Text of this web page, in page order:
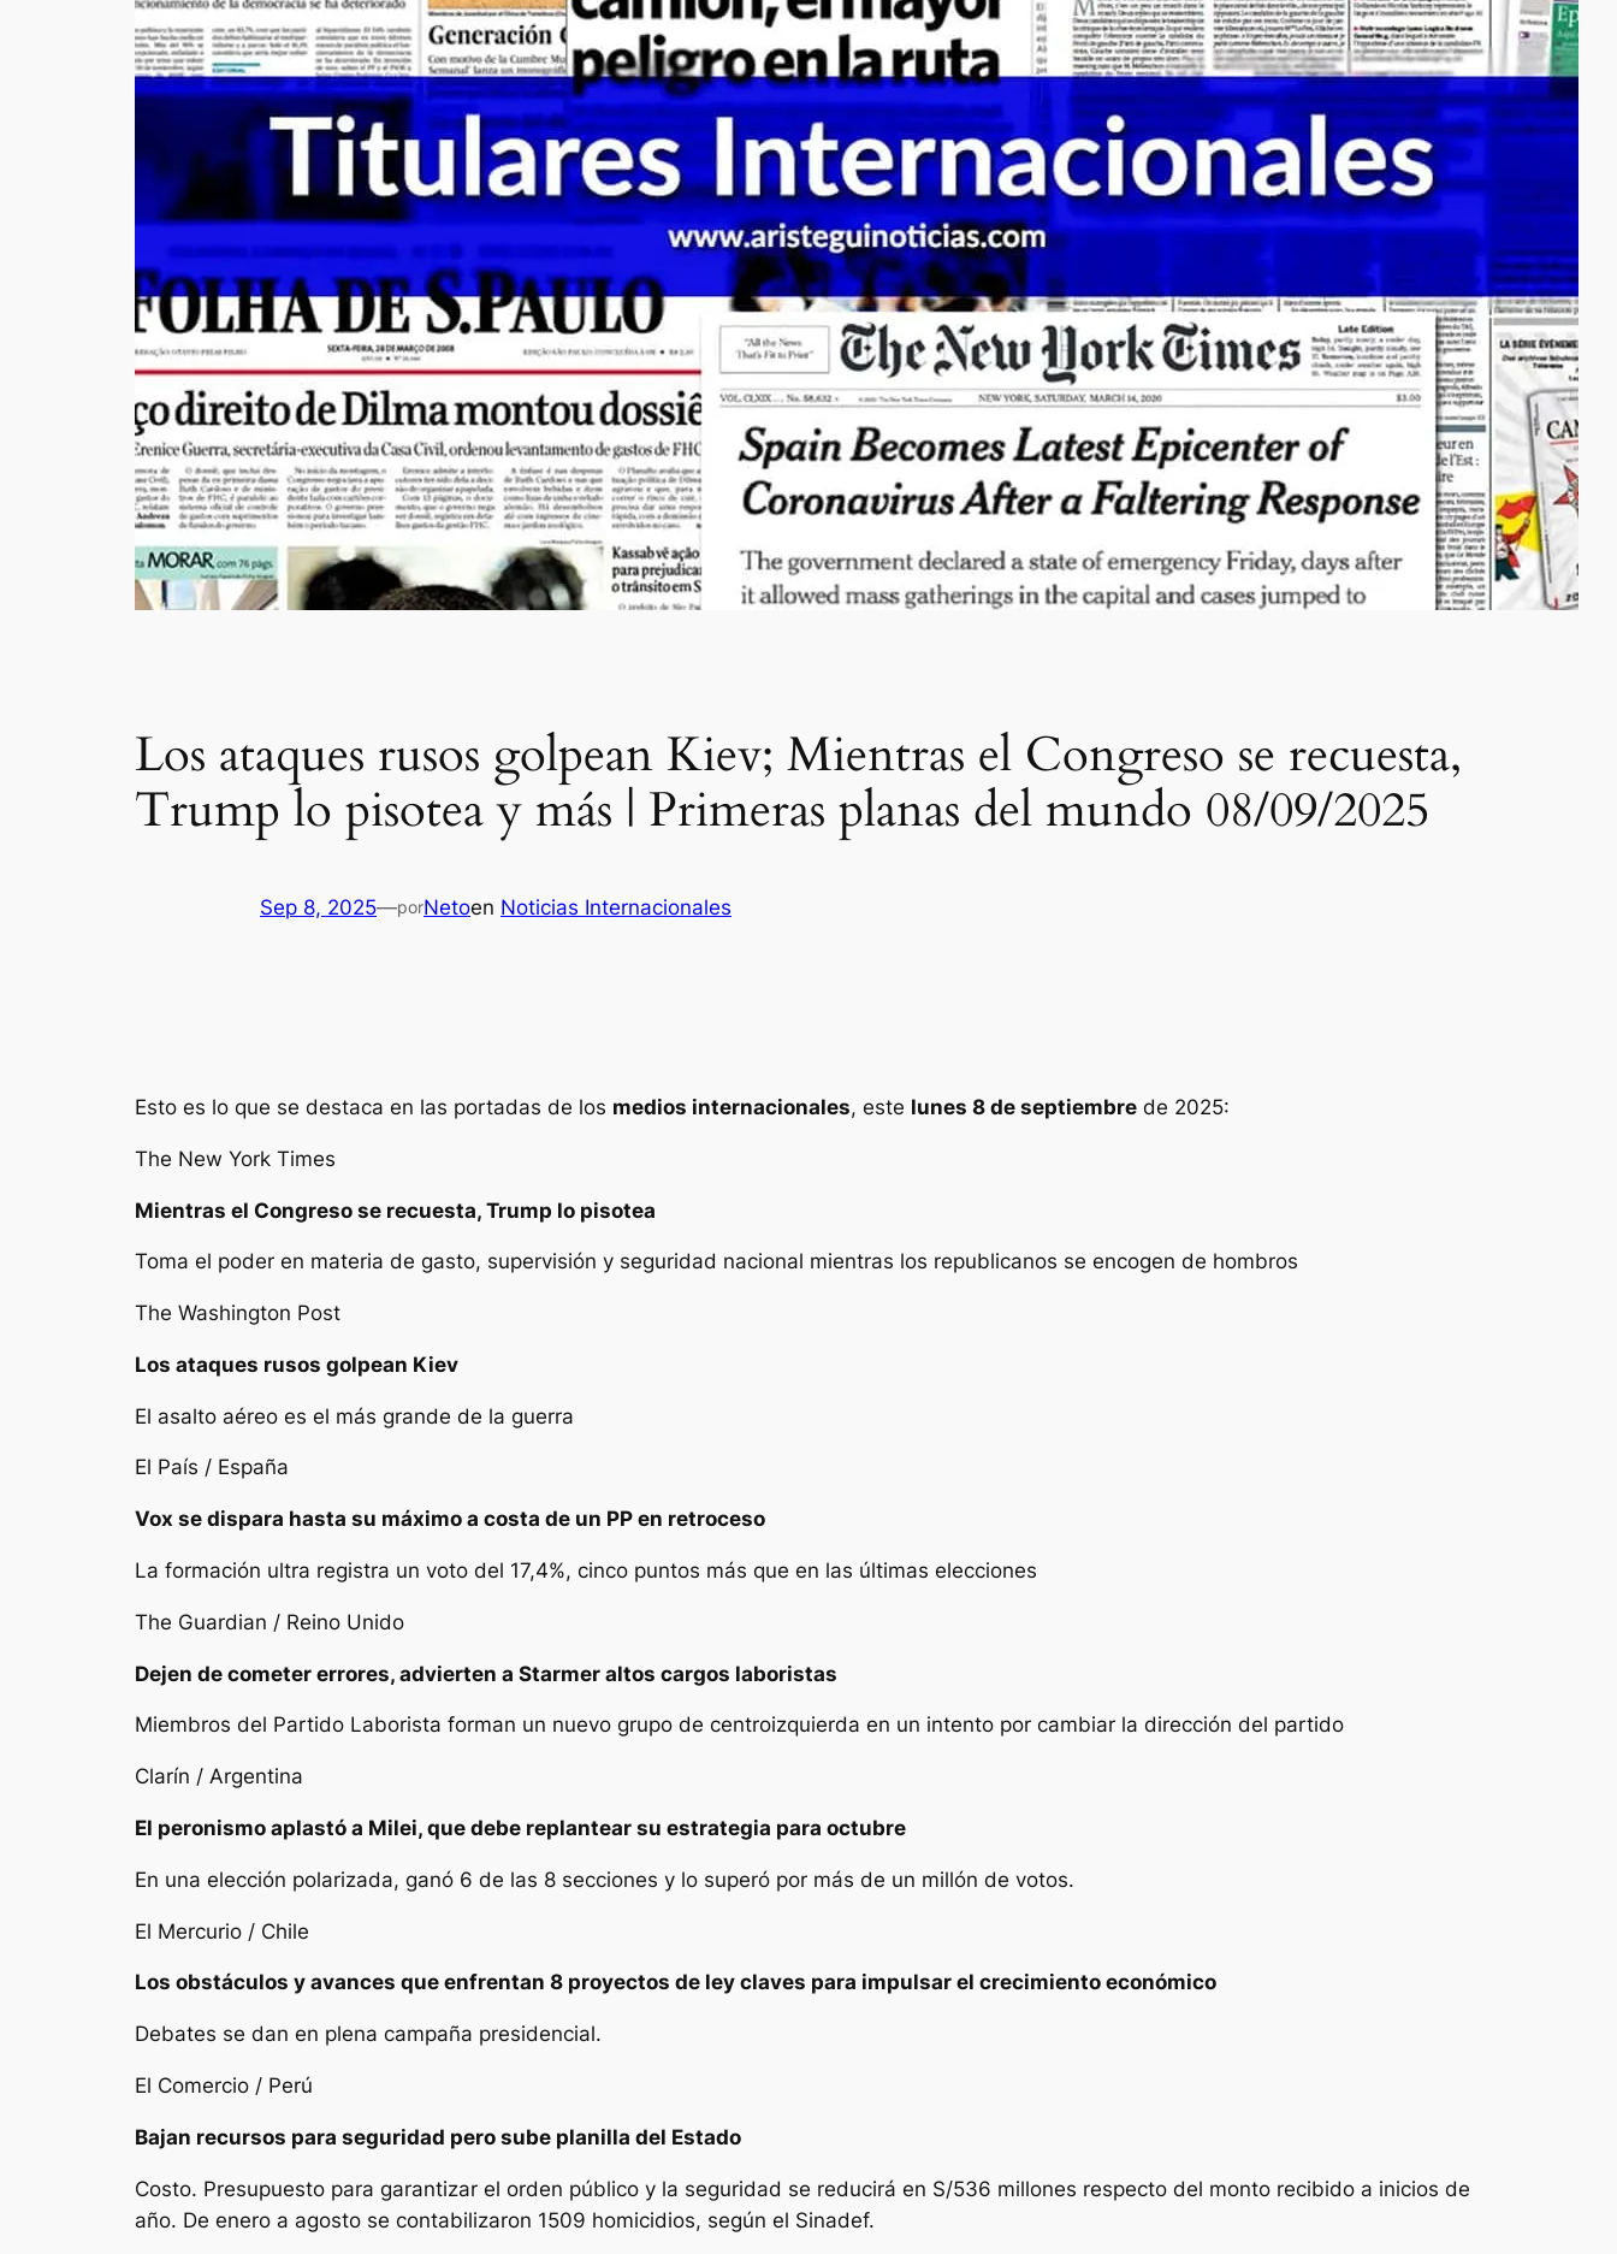
Los ataques rusos golpean Kiev; Mientras el Congreso se recuesta,
Trump lo pisotea y más | Primeras planas del mundo 08/09/2025
Sep 8, 2025—porNetoen Noticias Internacionales
Esto es lo que se destaca en las portadas de los medios internacionales, este lunes 8 de septiembre de 2025:
The New York Times
Mientras el Congreso se recuesta, Trump lo pisotea
Toma el poder en materia de gasto, supervisión y seguridad nacional mientras los republicanos se encogen de hombros
The Washington Post
Los ataques rusos golpean Kiev
El asalto aéreo es el más grande de la guerra
El País / España
Vox se dispara hasta su máximo a costa de un PP en retroceso
La formación ultra registra un voto del 17,4%, cinco puntos más que en las últimas elecciones
The Guardian / Reino Unido
Dejen de cometer errores, advierten a Starmer altos cargos laboristas
Miembros del Partido Laborista forman un nuevo grupo de centroizquierda en un intento por cambiar la dirección del partido
Clarín / Argentina
El peronismo aplastó a Milei, que debe replantear su estrategia para octubre
En una elección polarizada, ganó 6 de las 8 secciones y lo superó por más de un millón de votos.
El Mercurio / Chile
Los obstáculos y avances que enfrentan 8 proyectos de ley claves para impulsar el crecimiento económico
Debates se dan en plena campaña presidencial.
El Comercio / Perú
Bajan recursos para seguridad pero sube planilla del Estado
Costo. Presupuesto para garantizar el orden público y la seguridad se reducirá en S/536 millones respecto del monto recibido a inicios de
año. De enero a agosto se contabilizaron 1509 homicidios, según el Sinadef.